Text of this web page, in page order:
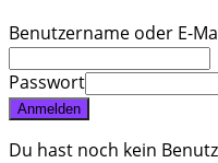
Benutzername oder E-
Passwort
Anmelden
Du hast noch kein